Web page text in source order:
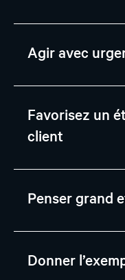
Agir avec
Favorisez un
client
Penser grand
Donner